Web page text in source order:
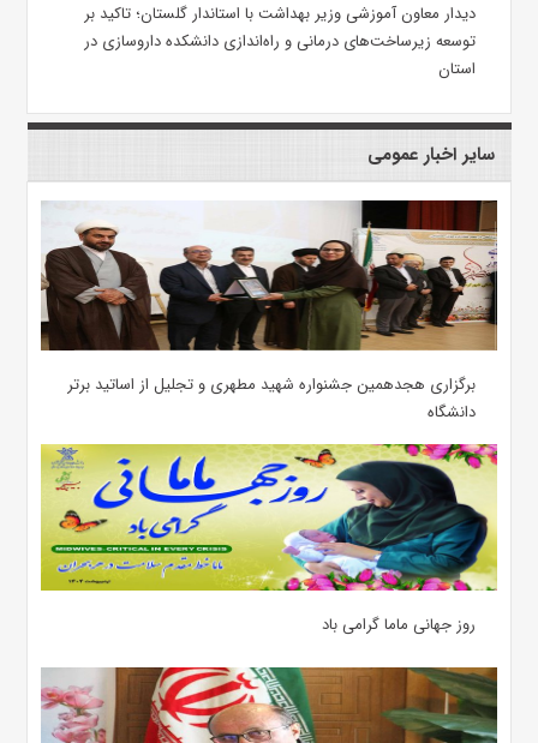
دیدار معاون آموزشی وزیر بهداشت با استاندار گلستان؛ تاکید بر
توسعه زیرساخت‌های درمانی و راه‌اندازی دانشکده داروسازی در
استان
سایر اخبار عمومی
برگزاری هجدهمین جشنواره شهید مطهری و تجلیل از اساتید برتر
دانشگاه
روز جهانی ماما گرامی باد